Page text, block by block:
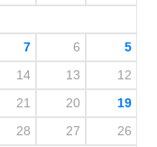
5
6
7
12
13
14
19
20
21
26
27
28